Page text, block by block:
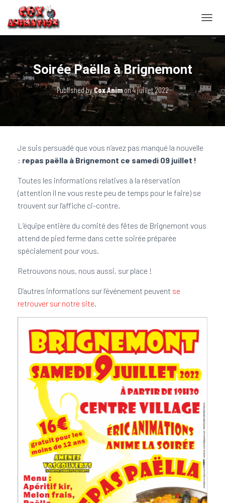
Soirée Paëlla à Brignemont
Published byCox Animon4 juillet 2022
Je suis persuadé que vous n’avez pas manqué la nouvelle
: repas paëlla à Brignemont ce samedi 09 juillet !
Toutes les informations relatives à la réservation
(attention il ne vous reste peu de temps pour le faire) se
trouvent sur l’affiche ci-contre.
L’équipe entière du comité des fêtes de Brignemont vous
attend de pied ferme dans cette soirée préparée
spécialement pour vous.
Retrouvons nous, nous aussi, sur place !
D’autres informations sur l’événement peuvent se
retrouver sur notre site.